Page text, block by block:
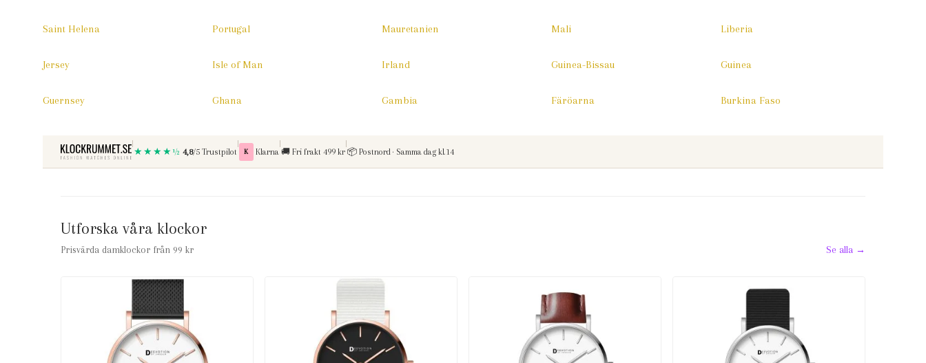
Saint Helena Portugal Mauretanien Mali Liberia
Jersey Isle of Man Irland Guinea-Bissau Guinea
Guernsey Ghana Gambia Färöarna Burkina Faso
|
★★★★½ 4,8/5 Trustpilot
|
K Betala med
Klarna
|
🚚 Fri frakt vid kop over
Fri frakt 499 kr
|
📦 Postnord · Samma dag kl.14
Utforska våra klockor
Prisvärda damklockor från 99 kr Se alla →